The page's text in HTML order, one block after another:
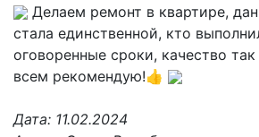
Делаем ремонт в квартире,
стала единственной, кто
оговоренные сроки, качество
всем рекомендую!👍
Дата: 11.02.2024